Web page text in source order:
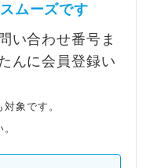
ムーズです
い合わせ番号ま
んに会員登録い
象です。